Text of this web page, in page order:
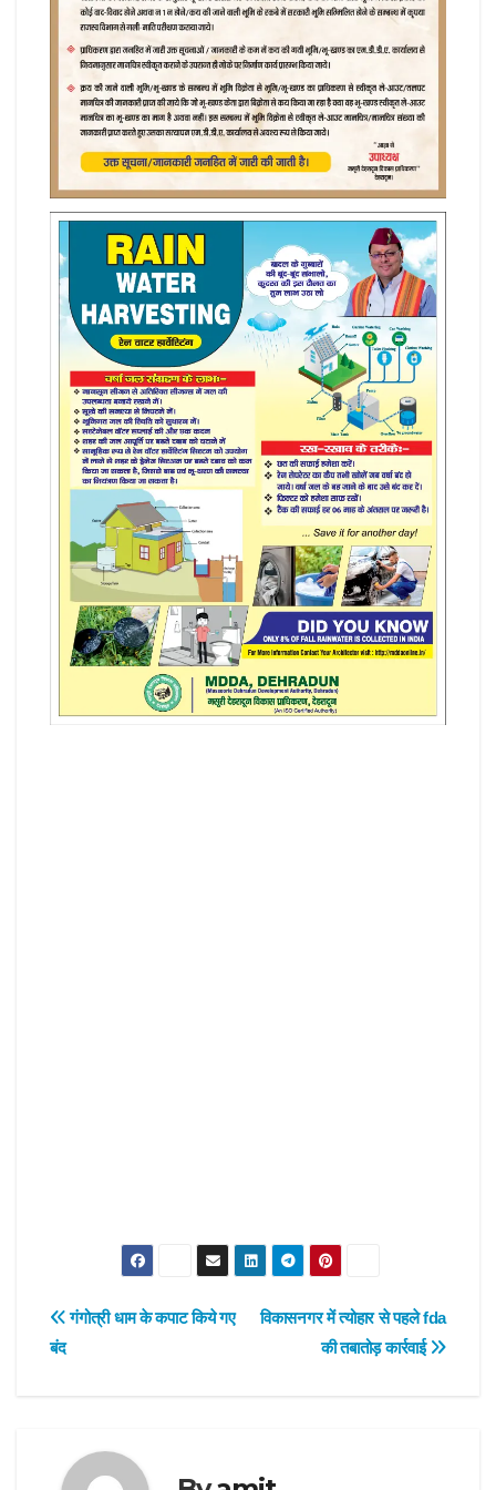
Post
navigation
विकासनगर में त्योहार से पहले fda
की तबातोड़ कार्रवाई
गंगोत्री धाम के कपाट किये गए
बंद